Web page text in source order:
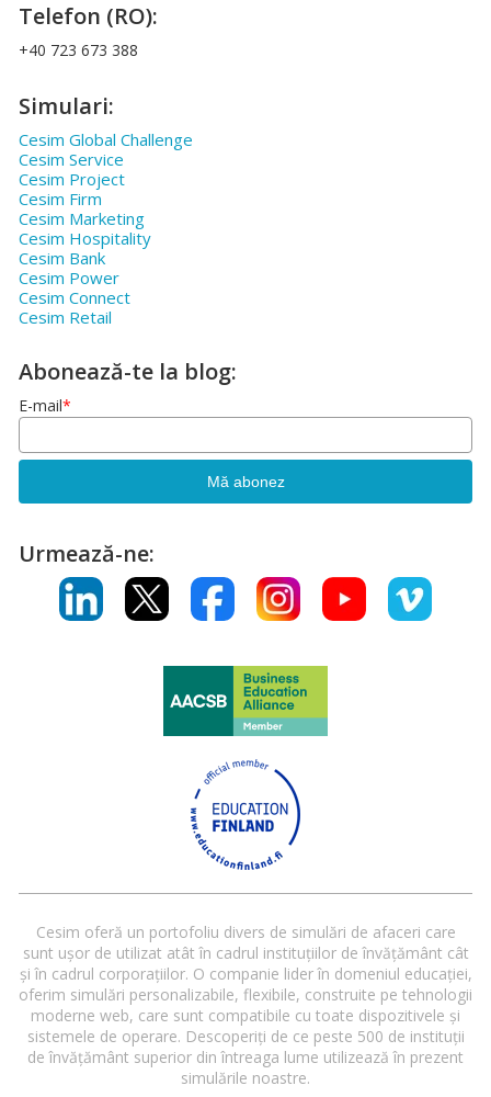
Telefon (RO):
+40 723 673 388
Simulari:
Cesim Global Challenge
Cesim Service
Cesim Project
Cesim Firm
Cesim Marketing
Cesim Hospitality
Cesim Bank
Cesim Power
Cesim Connect
Cesim Retail
Abonează-te la blog:
E-mail*
Urmează-ne:
Cesim oferă un portofoliu divers de simulări de afaceri care
sunt ușor de utilizat atât în cadrul instituțiilor de învățământ cât
și în cadrul corporațiilor. O companie lider în domeniul educației,
oferim simulări personalizabile, flexibile, construite pe tehnologii
moderne web, care sunt compatibile cu toate dispozitivele și
sistemele de operare. Descoperiți de ce peste 500 de instituții
de învățământ superior din întreaga lume utilizează în prezent
simulările noastre.